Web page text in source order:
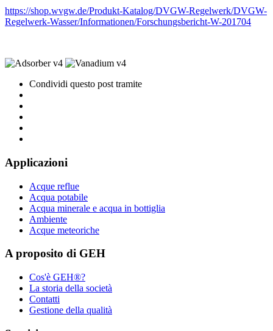
https://shop.wvgw.de/Produkt-Katalog/DVGW-Regelwerk/DVGW-
Regelwerk-Wasser/Informationen/Forschungsbericht-W-201704
Condividi questo post tramite
Applicazioni
Acque reflue
Acqua potabile
Acqua minerale e acqua in bottiglia
Ambiente
Acque meteoriche
A proposito di GEH
Cos'è GEH®?
La storia della società
Contatti
Gestione della qualità